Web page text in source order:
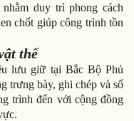
duy trì phong cách
chốt giúp công trình tồn
thể
lưu giữ tại Bắc Bộ Phủ
trưng bày, ghi chép và số
trình đến với cộng đồng